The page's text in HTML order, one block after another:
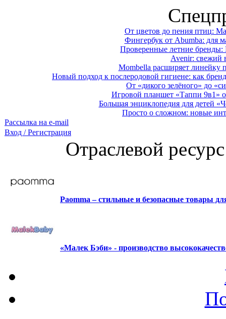
От цветов до пения птиц:
Фингербук от Abumba: для
Проверенные летние
Avenir: свежий
Mombella расширяет линейку
Новый подход к послеродовой гигиене: как
От «дикого зелёного» до
Игровой планшет «Таппи 9в1»
Большая энциклопедия для детей
Просто о сложном: новые
Рассылка на e-mail
Вход / Регистрация
Отраслевой
Paomma – стильные и безопасные товары
«Малек Бэби» - производство